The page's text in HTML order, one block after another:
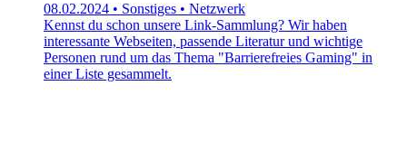
08.02.2024 • Sonstiges • Netzwerk
Kennst du schon unsere Link-Sammlung? Wir haben
interessante Webseiten, passende Literatur und wichtige
Personen rund um das Thema "Barrierefreies Gaming" in
einer Liste gesammelt.